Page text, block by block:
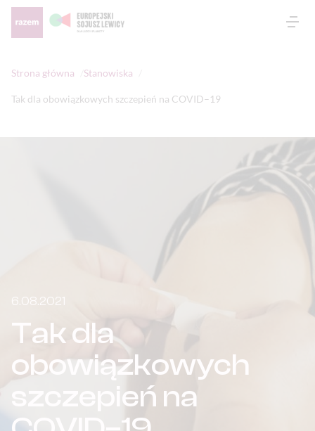
Strona główna Stanowiska
Tak dla obowiązkowych szczepień na COVID–19
6.08.2021
Tak dla
obowiązkowych
szczepień na